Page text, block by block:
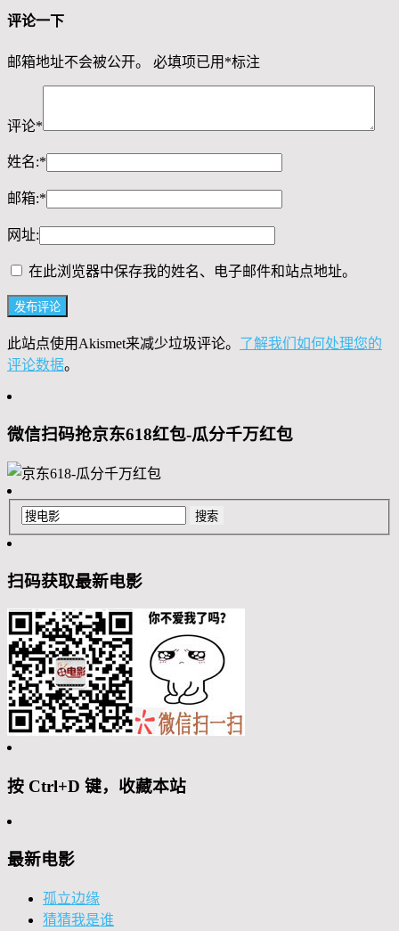
评论一下
邮箱地址不会被公开。 必填项已用 *标注
评论*
姓名:*
邮箱:*
网址:
在此浏览器中保存我的姓名、电子邮件和站点地址。
此站点使用Akismet来减少垃圾评论。 了解我们如何处理您的
评论数据。
微信扫码抢京东618红包-瓜分千万红包
扫码获取最新电影
按 Ctrl+D 键，收藏本站
最新电影
孤立边缘
猜猜我是谁